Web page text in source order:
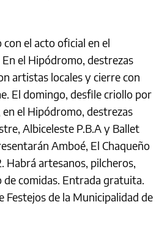
el acto oficial en el
el Hipódromo, destrezas
artistas locales y cierre con
El domingo, desfile criollo por
en el Hipódromo, destrezas
Albiceleste P.B.A y Ballet
Amboé, El Chaqueño
Habrá artesanos, pilcheros,
comidas. Entrada gratuita.
Festejos de la Municipalidad de